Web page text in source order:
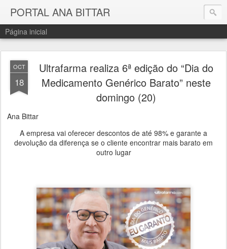
PORTAL ANA BITTAR
Página inicial
OCT
18
Ultrafarma realiza 6ª edição do “Dia do
Medicamento Genérico Barato” neste
domingo (20)
Ana Bittar
A empresa vai oferecer descontos de até 98% e garante a
devolução da diferença se o cliente encontrar mais barato em
outro lugar